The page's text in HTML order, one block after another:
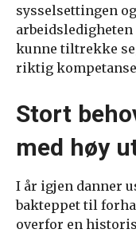
sysselsettingen
kunne tiltrekke
riktig
Stort
med høy
I år igjen danner
bakteppet til
overfor en